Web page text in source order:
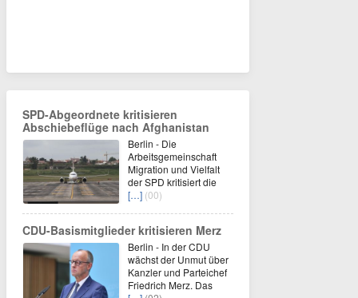
SPD-Abgeordnete kritisieren
Abschiebeflüge nach Afghanistan
Berlin - Die
Arbeitsgemeinschaft
Migration und Vielfalt
der SPD kritisiert die
[…] (00)
CDU-Basismitglieder kritisieren Merz
Berlin - In der CDU
wächst der Unmut über
Kanzler und Parteichef
Friedrich Merz. Das